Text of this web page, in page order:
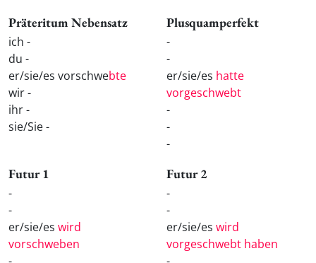
Präteritum Nebensatz
ich -
du -
er/sie/es vorschwebte
wir -
ihr -
sie/Sie -
Plusquamperfekt
-
-
er/sie/es hatte
vorgeschwebt
-
-
-
Futur 1
-
-
er/sie/es wird
vorschweben
Futur 2
-
-
er/sie/es wird
vorgeschwebt haben